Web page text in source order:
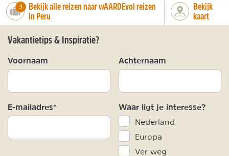
number_of_trips:
3
Bekijk alle reizen naar wAARDEvol reizen
in Peru
Bekijk
kaart
Vakantietips & Inspiratie?
Voornaam Achternaam
E-mailadres* Waar ligt je interesse?
Nederland
Europa
Ver weg